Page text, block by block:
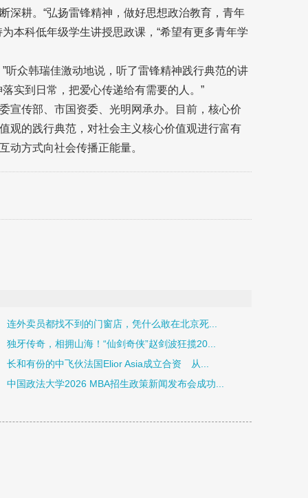
深耕。“弘扬雷锋精神，做好思想政治教育，青年
本科低年级学生讲授思政课，“希望有更多青年学
听众韩瑞佳激动地说，听了雷锋精神践行典范的讲
实到日常，把爱心传递给有需要的人。”
宣传部、市国资委、光明网承办。目前，核心价
观的践行典范，对社会主义核心价值观进行富有
动方式向社会传播正能量。
连外卖员都找不到的门窗店，凭什么敢在北京死...
独牙传奇，相拥山海！“仙剑奇侠”赵剑波狂揽20...
长和有份的中飞伙法国Elior Asia成立合资 从...
中国政法大学2026 MBA招生政策新闻发布会成功...